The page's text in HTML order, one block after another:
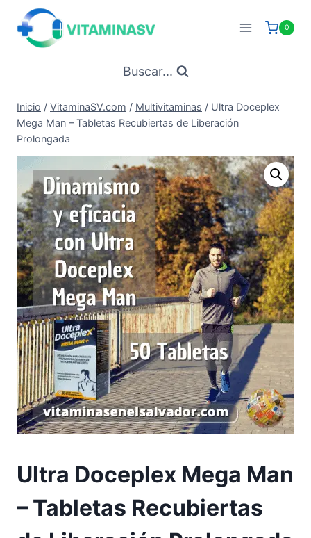
Saltar
contenido
0
Buscar...
Inicio / VitaminaSV.com / Multivitaminas / Ultra Doceplex
Mega Man – Tabletas Recubiertas de Liberación
Prolongada
Ultra Doceplex Mega Man
– Tabletas Recubiertas